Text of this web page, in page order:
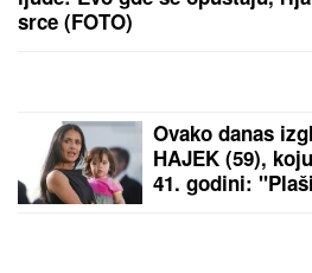
srce (FOTO)
Ovako danas
HAJEK (59),
41. godini: